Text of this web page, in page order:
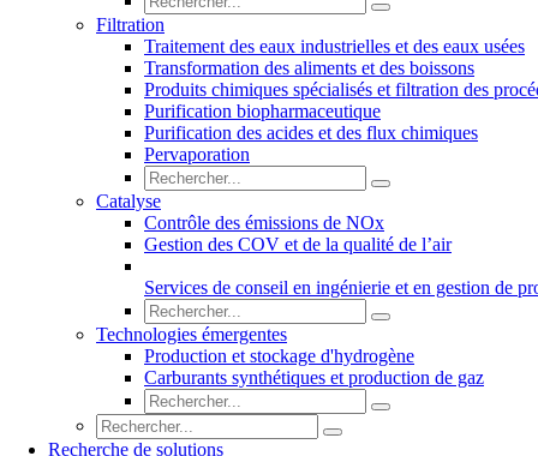
Filtration
Traitement des eaux industrielles et des eaux usées
Transformation des aliments et des boissons
Produits chimiques spécialisés et filtration des
Purification biopharmaceutique
Purification des acides et des flux chimiques
Pervaporation
Catalyse
Contrôle des émissions de NOx
Gestion des COV et de la qualité de l’air
Services de conseil en ingénierie et en gestion de
Technologies émergentes
Production et stockage d'hydrogène
Carburants synthétiques et production de gaz
Recherche de solutions